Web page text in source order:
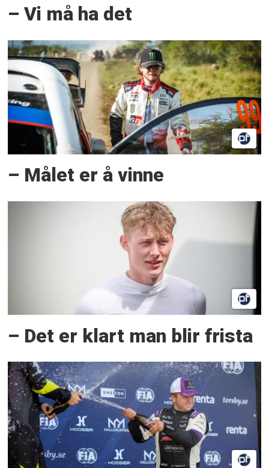
– Vi må ha det
– Målet er å vinne
– Det er klart man blir frista